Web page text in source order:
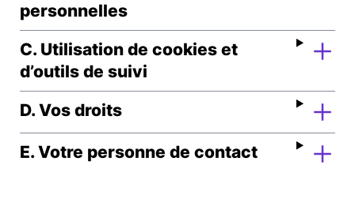
personnelles
C. Utilisation de cookies et
d’outils de suivi
D. Vos droits
E. Votre personne de contact